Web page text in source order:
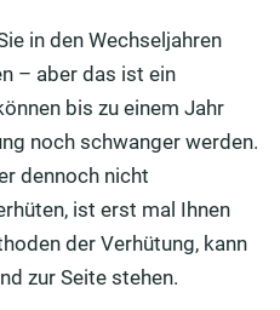
in den Wechseljahren
– aber das ist ein
bis zu einem Jahr
noch schwanger werden.
dennoch nicht
ist erst mal Ihnen
der Verhütung, kann
zur Seite stehen.